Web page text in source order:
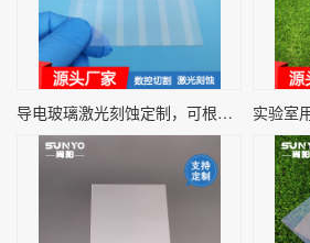
导电玻璃激光刻蚀定制，可根据图案定制